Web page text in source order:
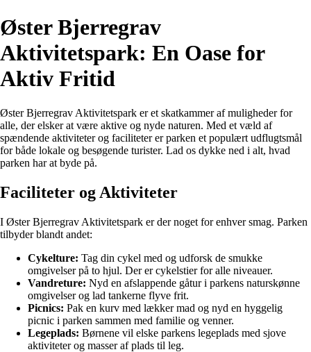
Øster Bjerregrav
Aktivitetspark: En Oase for
Aktiv Fritid
Øster Bjerregrav Aktivitetspark er et skatkammer af muligheder for
alle, der elsker at være aktive og nyde naturen. Med et væld af
spændende aktiviteter og faciliteter er parken et populært udflugtsmål
for både lokale og besøgende turister. Lad os dykke ned i alt, hvad
parken har at byde på.
Faciliteter og Aktiviteter
I Øster Bjerregrav Aktivitetspark er der noget for enhver smag. Parken
tilbyder blandt andet:
Cykelture: Tag din cykel med og udforsk de smukke
omgivelser på to hjul. Der er cykelstier for alle niveauer.
Vandreture: Nyd en afslappende gåtur i parkens naturskønne
omgivelser og lad tankerne flyve frit.
Picnics: Pak en kurv med lækker mad og nyd en hyggelig
picnic i parken sammen med familie og venner.
Legeplads: Børnene vil elske parkens legeplads med sjove
aktiviteter og masser af plads til leg.